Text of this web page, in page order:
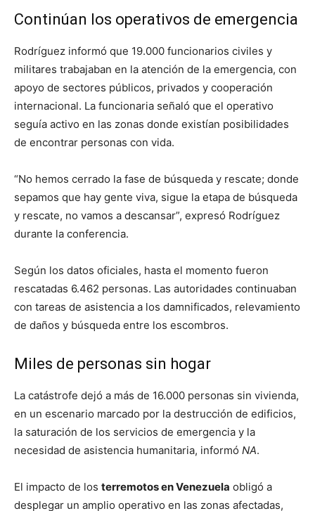
Continúan los operativos de emergencia
Rodríguez informó que 19.000 funcionarios civiles y
militares trabajaban en la atención de la emergencia, con
apoyo de sectores públicos, privados y cooperación
internacional. La funcionaria señaló que el operativo
seguía activo en las zonas donde existían posibilidades
de encontrar personas con vida.
“No hemos cerrado la fase de búsqueda y rescate; donde
sepamos que hay gente viva, sigue la etapa de búsqueda
y rescate, no vamos a descansar”, expresó Rodríguez
durante la conferencia.
Según los datos oficiales, hasta el momento fueron
rescatadas 6.462 personas. Las autoridades continuaban
con tareas de asistencia a los damnificados, relevamiento
de daños y búsqueda entre los escombros.
Miles de personas sin hogar
La catástrofe dejó a más de 16.000 personas sin vivienda,
en un escenario marcado por la destrucción de edificios,
la saturación de los servicios de emergencia y la
necesidad de asistencia humanitaria, informó NA.
El impacto de los terremotos en Venezuela obligó a
desplegar un amplio operativo en las zonas afectadas,